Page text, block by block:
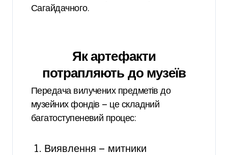
Сагайдачного.
Як артефакти
потрапляють до музеїв
Передача вилучених предметів до
музейних фондів — це складний
багатоступеневий процес:
Виявлення — митники